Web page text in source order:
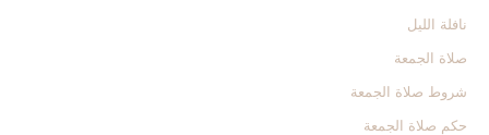
نافلة الليل
صلاة الجمعة
شروط صلاة الجمعة
حكم صلاة الجمعة